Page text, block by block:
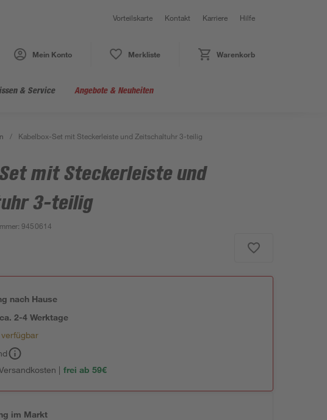
Vorteilskarte Kontakt Karriere Hilfe
Mein Konto Merkliste Warenkorb
& Service Angebote & Neuheiten
/ Kabelbox-Set mit Steckerleiste und Zeitschaltuhr 3-teilig
mit Steckerleiste und
3-teilig
:9450614
nach Hause
ca. 2-4 Werktage
| frei ab 59€
im Markt